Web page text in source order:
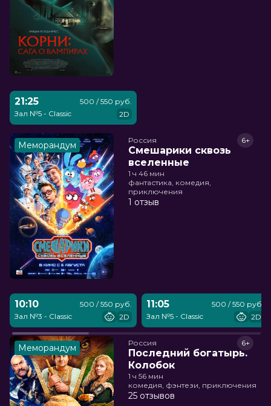
21:25
Зал №5 - Classic
500 / 550 руб.
2D
Меморандум Россия
Смешарики сквозь
вселенные
6+
1 ч 46 мин
фантастика, комедия,
приключения
1 отзыв
10:10
Зал №3 - Classic
500 / 550 руб.
2D
11:05
Зал №5 - Classic
500 / 550 руб.
2D
Меморандум Россия
Последний богатырь.
Колобок
6+
1 ч 56 мин
комедия, фэнтези, приключения
25 отзывов